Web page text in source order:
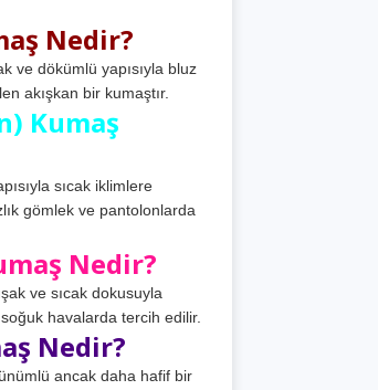
Nedir?
ve dökümlü yapısıyla bluz
akışkan bir kumaştır.
Kumaş
sıcak iklimlere
gömlek ve pantolonlarda
Nedir?
ve sıcak dokusuyla
havalarda tercih edilir.
Nedir?
ancak daha hafif bir